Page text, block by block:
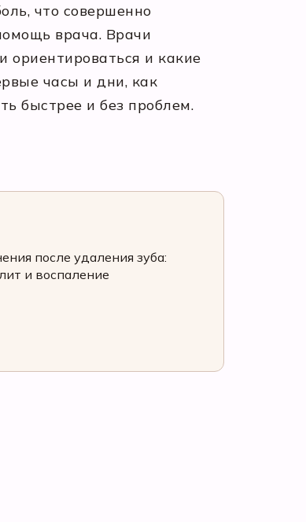
что совершенно
врача. Врачи
ориентироваться и какие
часы и дни, как
быстрее и без проблем.
после удаления зуба:
и воспаление